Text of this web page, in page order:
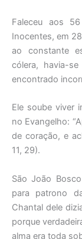
Faleceu aos
Inocentes, em
ao constante
cólera, havia-
encontrado
Ele soube viver
no Evangelho:
de coração, e
11, 29).
São João
para patrono
Chantal dele
porque
alma era toda